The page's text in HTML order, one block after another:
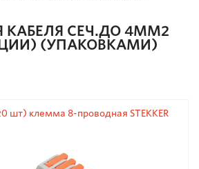
СЕЧ.ДО 4ММ2
(УПАКОВКАМИ)
шт) клемма 8-проводная STEKKER